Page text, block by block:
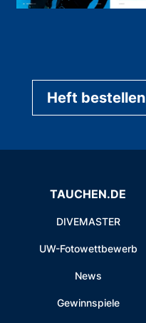
Heft bestellen
TAUCHEN.DE
DIVEMASTER
UW-Fotowettbewerb
News
Gewinnspiele